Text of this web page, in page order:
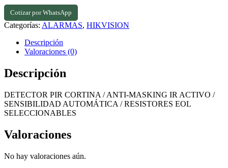
Cotizar por WhatsApp
Categorías: ALARMAS, HIKVISION
Descripción
Valoraciones (0)
Descripción
DETECTOR PIR CORTINA / ANTI-MASKING IR ACTIVO /
SENSIBILIDAD AUTOMÁTICA / RESISTORES EOL
SELECCIONABLES
Valoraciones
No hay valoraciones aún.